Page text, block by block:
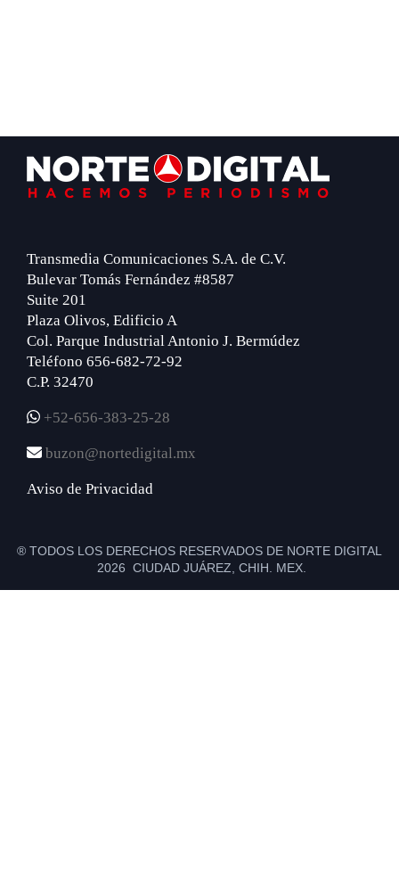
Footer
Transmedia Comunicaciones S.A. de C.V.
Bulevar Tomás Fernández #8587
Suite 201
Plaza Olivos, Edificio A
Col. Parque Industrial Antonio J. Bermúdez
Teléfono 656-682-72-92
C.P. 32470
+52-656-383-25-28
buzon@nortedigital.mx
Aviso de Privacidad
® TODOS LOS DERECHOS RESERVADOS DE NORTE DIGITAL
2026 CIUDAD JUÁREZ, CHIH. MEX.